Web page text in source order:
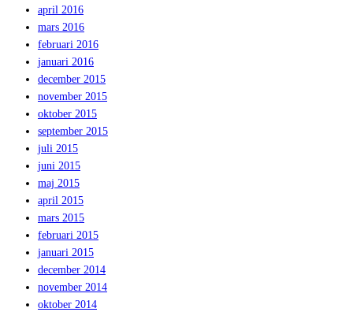
april 2016
mars 2016
februari 2016
januari 2016
december 2015
november 2015
oktober 2015
september 2015
juli 2015
juni 2015
maj 2015
april 2015
mars 2015
februari 2015
januari 2015
december 2014
november 2014
oktober 2014